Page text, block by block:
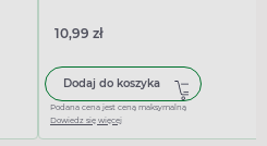
10,99 zł
Dodaj do koszyka
Podana cena jest ceną maksymalną
Dowiedz się więcej